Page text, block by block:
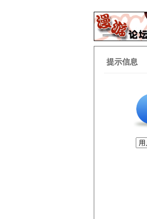
提示信息